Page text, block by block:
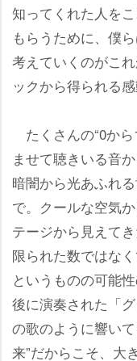
知ってくれた人を
もらうために、僕
考えていくのがこ
ックから得られる
たくさんの“0か
ませて聴きいる音
暗闇から光あふれ
で。クールな空気
テージから見えて
限られた数ではな
というものの可能
後に演奏された「
の歌のように響い
来”だからこそ、大